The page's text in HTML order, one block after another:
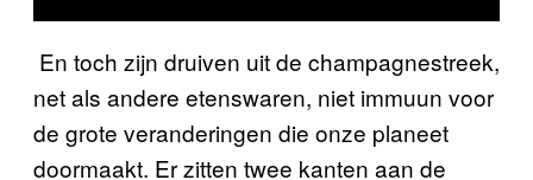
En toch zijn druiven uit de champagnestreek,
net als andere etenswaren, niet immuun voor
de grote veranderingen die onze planeet
doormaakt. Er zitten twee kanten aan de